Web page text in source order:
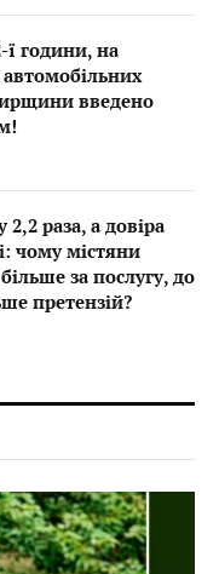
години, на
введено
раза, а довіра
чому містяни
за послугу, до
претензій?